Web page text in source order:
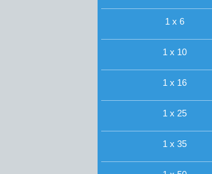
1 x 6
1 x 10
1 x 16
1 x 25
1 x 35